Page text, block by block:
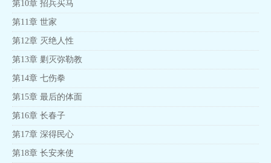
第10章 招兵买马
第11章 世家
第12章 灭绝人性
第13章 剿灭弥勒教
第14章 七伤拳
第15章 最后的体面
第16章 长春子
第17章 深得民心
第18章 长安来使